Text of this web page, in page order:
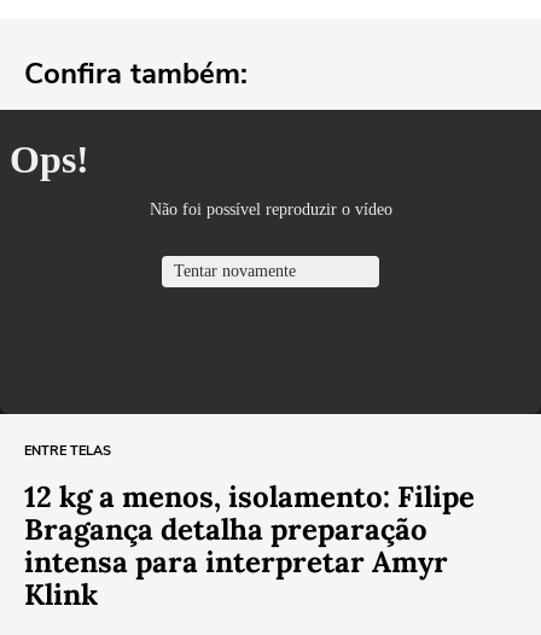
Confira também:
ENTRE TELAS
12 kg a menos, isolamento: Filipe
Bragança detalha preparação
intensa para interpretar Amyr
Klink